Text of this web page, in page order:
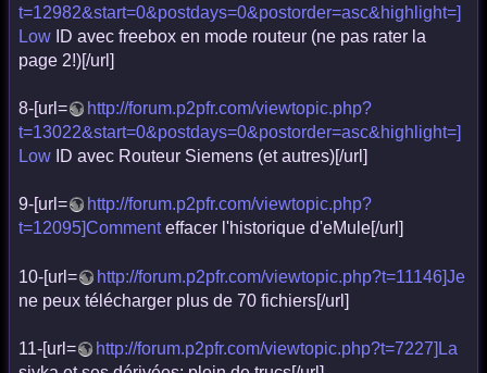
t=12982&start=0&postdays=0&postorder=asc&highlight=]
Low ID avec freebox en mode routeur (ne pas rater la
page 2!)[/url]
8-[url=
http://forum.p2pfr.com/viewtopic.php?
t=13022&start=0&postdays=0&postorder=asc&highlight=]
Low ID avec Routeur Siemens (et autres)[/url]
9-[url=
http://forum.p2pfr.com/viewtopic.php?
t=12095]Commenteffacer l'historique d'eMule[/url]
10-[url=
http://forum.p2pfr.com/viewtopic.php?t=11146]Je
ne peux télécharger plus de 70 fichiers[/url]
11-[url=
http://forum.p2pfr.com/viewtopic.php?t=7227]La